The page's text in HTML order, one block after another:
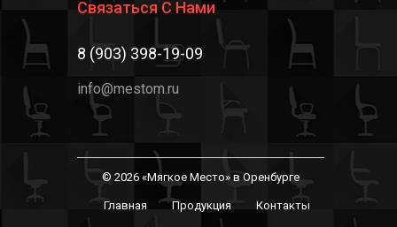
Связаться С Нами
8 (903) 398-19-09
info@mestom.ru
© 2026 «Мягкое Место» в Оренбурге
Главная Продукция Контакты